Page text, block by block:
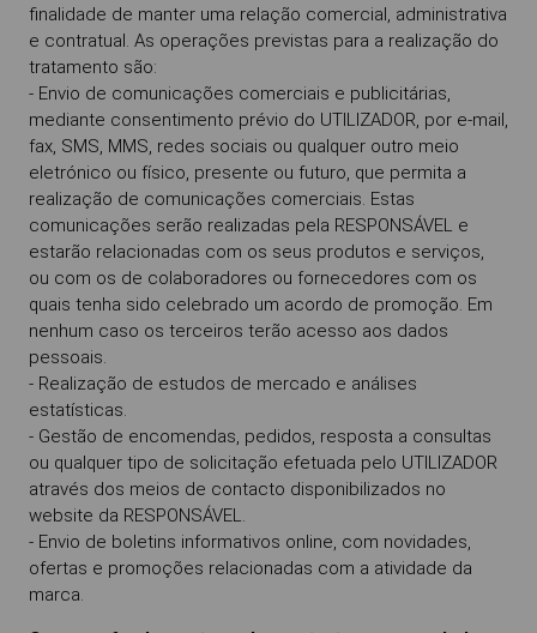
finalidade de manter uma relação comercial, administrativa
e contratual. As operações previstas para a realização do
tratamento são:
- Envio de comunicações comerciais e publicitárias,
mediante consentimento prévio do UTILIZADOR, por e-mail,
fax, SMS, MMS, redes sociais ou qualquer outro meio
eletrónico ou físico, presente ou futuro, que permita a
realização de comunicações comerciais. Estas
comunicações serão realizadas pela RESPONSÁVEL e
estarão relacionadas com os seus produtos e serviços,
ou com os de colaboradores ou fornecedores com os
quais tenha sido celebrado um acordo de promoção. Em
nenhum caso os terceiros terão acesso aos dados
pessoais.
- Realização de estudos de mercado e análises
estatísticas.
- Gestão de encomendas, pedidos, resposta a consultas
ou qualquer tipo de solicitação efetuada pelo UTILIZADOR
através dos meios de contacto disponibilizados no
website da RESPONSÁVEL.
- Envio de boletins informativos online, com novidades,
ofertas e promoções relacionadas com a atividade da
marca.